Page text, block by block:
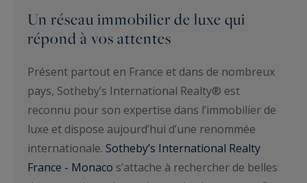
Un réseau immobilier de luxe qui
répond à vos attentes
Présent partout en France et dans de nombreux
pays, Sotheby’s International Realty® est
reconnu pour son expertise dans l’immobilier de
luxe et dispose aujourd’hui d’une renommée
internationale. Sotheby’s International Realty
France - Monaco s’attache à rechercher de belles